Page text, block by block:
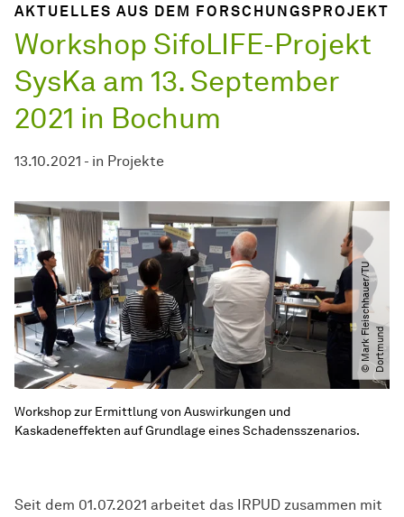
AKTUELLES AUS DEM FORSCHUNGS­PROJEKT
Workshop SifoLIFE-Projekt
SysKa am 13. September
2021 in Bochum
13.10.2021 - in Projekte
©
M
a
r
k
Fl
e
i
s
c
h
h
a
u
e
r​
/​
T
U
D
o
r
t
m
u
nd
Workshop zur Ermittlung von Auswirkungen und
Kaskadeneffekten auf Grundlage eines Schadensszenarios.
Seit dem 01.07.2021 arbeitet das IRPUD zusammen mit